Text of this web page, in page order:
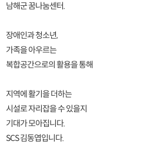
남해군 꿈나눔센터.
장애인과 청소년,
가족을 아우르는
복합공간으로의 활용을 통해
지역에 활기을 더하는
시설로 자리잡을 수 있을지
기대가 모아집니다.
SCS 김동엽입니다.